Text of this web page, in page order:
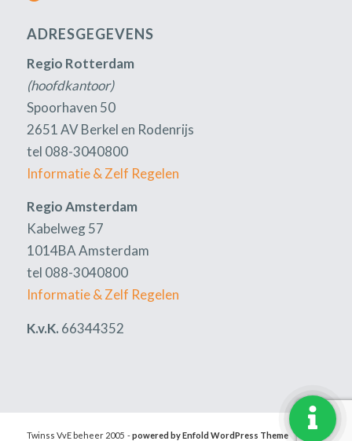
ADRESGEGEVENS
Regio Rotterdam
(hoofdkantoor)
Spoorhaven 50
2651 AV Berkel en Rodenrijs
tel 088-3040800
Informatie & Zelf Regelen
Regio Amsterdam
Kabelweg 57
1014BA Amsterdam
tel 088-3040800
Informatie & Zelf Regelen
K.v.K. 66344352
Twinss VvE beheer 2005 -powered by Enfold WordPress Theme